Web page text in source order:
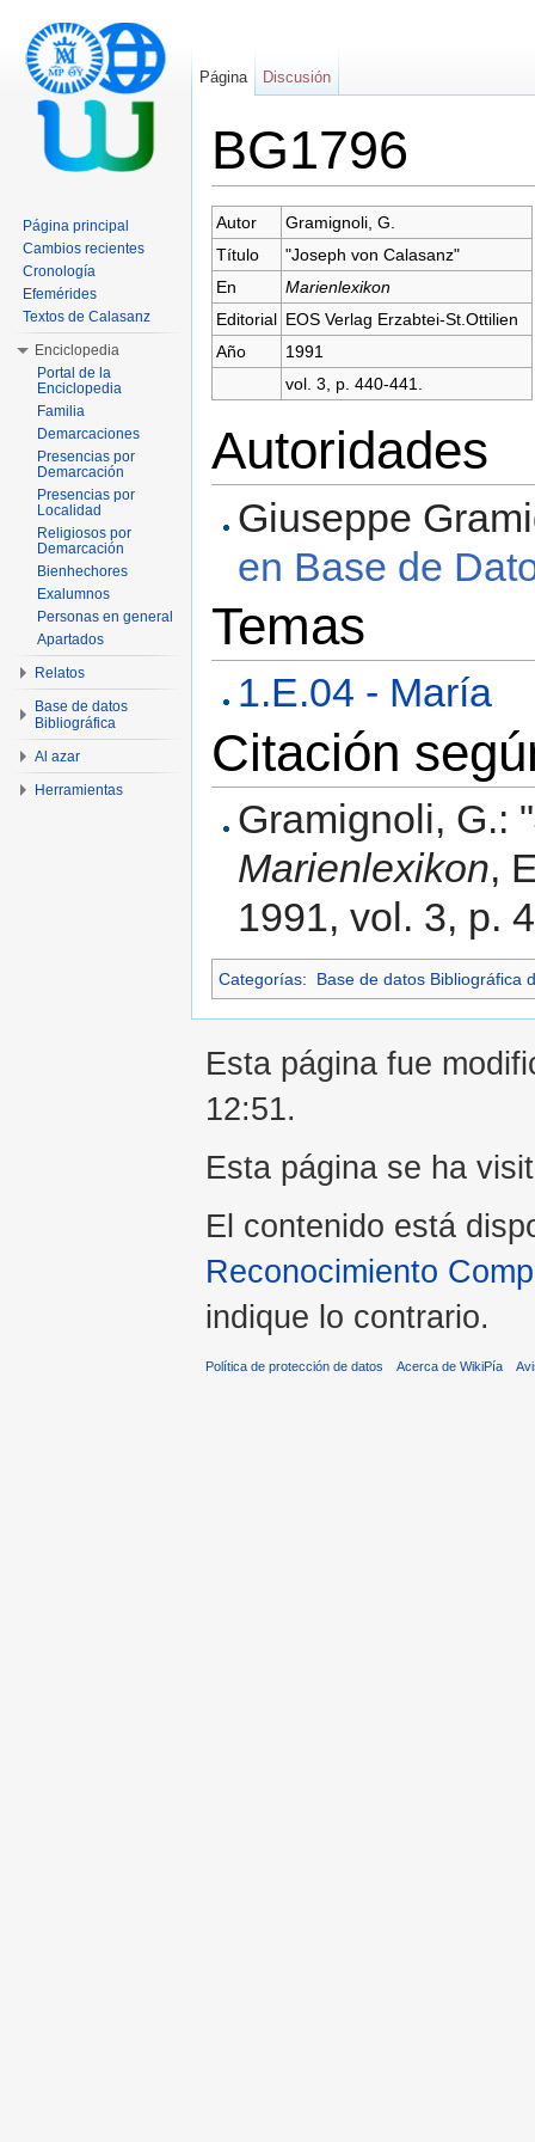
BG1796
Autor
Gramignoli, G.
Título
"Joseph von Calasanz"
En
Marienlexikon
Editorial EOS Verlag Erzabtei-St.Ottilien
Año
1991
vol. 3, p. 440-441.
Autoridades
Giuseppe
en Base de
Temas
1.E.04 - María
Citación
Gramignoli, G.:
Marienlexikon,
1991, vol. 3, p.
Categorías: Base de datos Bibliográfica
Página Discusión
Página principal
Cambios recientes
Cronología
Efemérides
Textos de Calasanz
Enciclopedia
Portal de la
Enciclopedia
Familia
Demarcaciones
Presencias por
Demarcación
Presencias por
Localidad
Religiosos por
Demarcación
Bienhechores
Exalumnos
Personas en general
Apartados
Relatos
Base de datos
Bibliográfica
Al azar
Herramientas
Esta página fue
12:51.
Esta página se ha
El contenido está
Reconocimiento
indique lo contrario.
Política de protección de datos Acerca de WikiPía